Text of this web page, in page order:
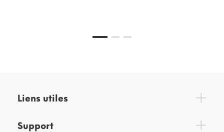
Liens utiles
Support